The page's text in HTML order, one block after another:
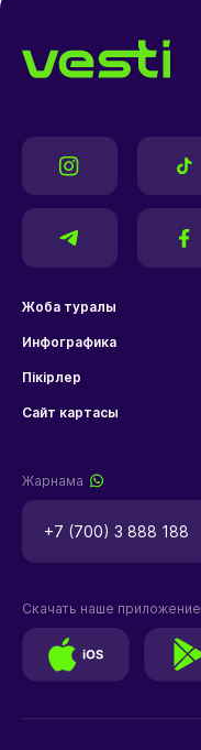
Жоба туралы
Инфографика
Пікірлер
Сайт картасы
Жарнама
+7 (700) 3 888 188
Скачать наше приложение